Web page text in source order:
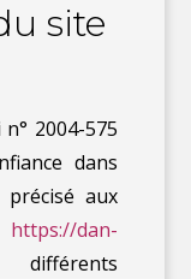
site
2004-575
dans
précisé aux
https://dan-